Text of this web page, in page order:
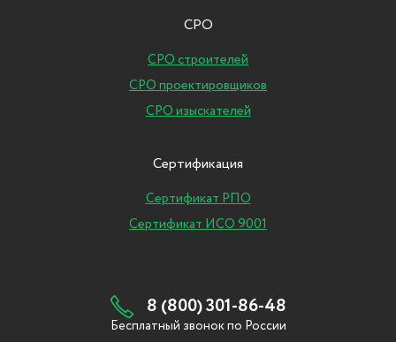
СРО
СРО строителей
СРО проектировщиков
СРО изыскателей
Сертификация
Сертификат РПО
Сертификат ИСО 9001
8 (800) 301-86-48
Бесплатный звонок по России